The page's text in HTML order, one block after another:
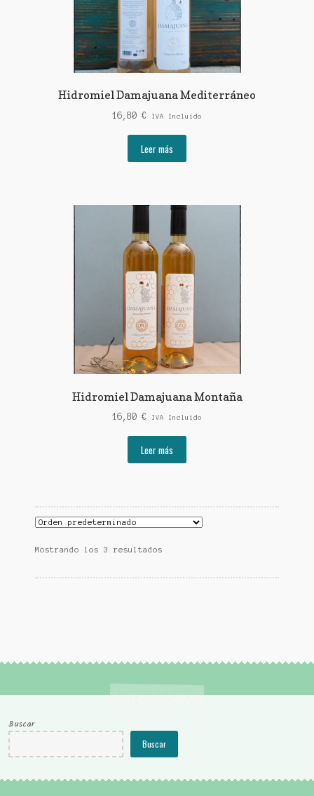
Hidromiel Damajuana Mediterráneo
16,80 € IVA Incluido
Leer más
Hidromiel Damajuana Montaña
16,80 € IVA Incluido
Leer más
Mostrando los 3 resultados
Buscar
Buscar